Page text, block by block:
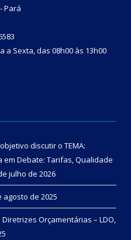
Pará
Sexta, das 08h00 às 13h00
discutir o TEMA:
em Debate: Tarifas, Qualidade
julho de 2026
agosto de 2025
Orçamentárias – LDO,